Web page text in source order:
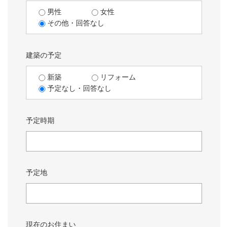
男性
女性
その他・回答なし
建築の予定
新築
リフォーム
予定なし・回答なし
予定時期
予定地
現在のお住まい